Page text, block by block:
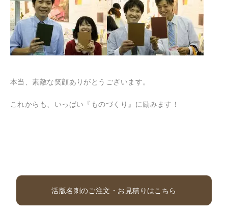
本当、素敵な笑顔ありがとうございます。
これからも、いっぱい『ものづくり』に励みます！
活版名刺のご注文・お見積りはこちら